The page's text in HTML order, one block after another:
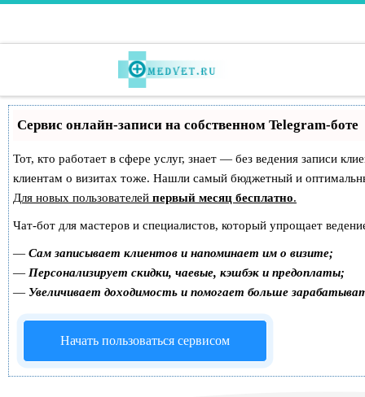
Сервис онлайн-записи на собственном Telegram-боте
Тот, кто работает в сфере услуг, знает — без ведения записи
клиентам о визитах тоже. Нашли самый бюджетный и
Для новых пользователей первый месяц бесплатно.
Чат-бот для мастеров и специалистов, который упрощает
— Сам записывает клиентов и напоминает им о визите;
— Персонализирует скидки, чаевые, кэшбэк и предоплаты;
— Увеличивает доходимость и помогает больше
Начать пользоваться сервисом